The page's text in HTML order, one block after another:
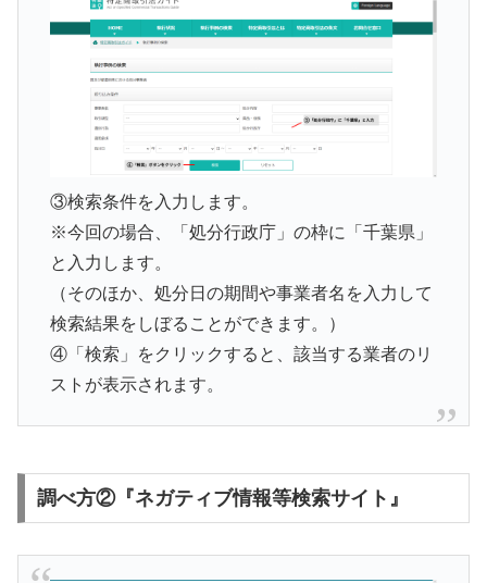
③検索条件を入力します。
※今回の場合、「処分行政庁」の枠に「千葉県」
と入力します。
（そのほか、処分日の期間や事業者名を入力して
検索結果をしぼることができます。）
④「検索」をクリックすると、該当する業者のリ
ストが表示されます。
調べ方②『ネガティブ情報等検索サイト』